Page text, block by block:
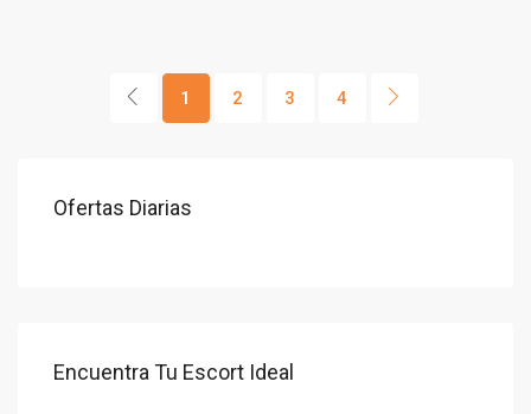
1 2 3 4
Ofertas Diarias
Encuentra Tu Escort Ideal